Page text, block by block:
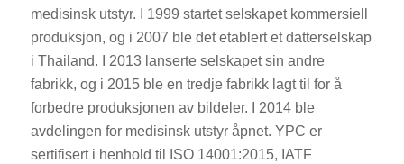
medisinsk utstyr. I 1999 startet selskapet kommersiell
produksjon, og i 2007 ble det etablert et datterselskap
i Thailand. I 2013 lanserte selskapet sin andre
fabrikk, og i 2015 ble en tredje fabrikk lagt til for å
forbedre produksjonen av bildeler. I 2014 ble
avdelingen for medisinsk utstyr åpnet. YPC er
sertifisert i henhold til ISO 14001:2015, IATF